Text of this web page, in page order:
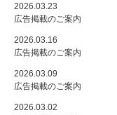
2026.03.23
広告掲載のご案内
2026.03.16
広告掲載のご案内
2026.03.09
広告掲載のご案内
2026.03.02